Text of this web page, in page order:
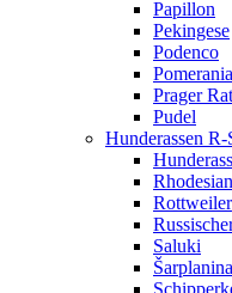
Papillon
Pekingese
Podenco
Prager
Pudel
Hunderassen
Rottweiler
Saluki